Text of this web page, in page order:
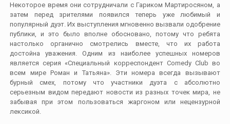
Некоторое время они сотрудничали с Гариком Мартиросяном, а
затем перед зрителями появился теперь уже любимый и
популярный дуэт. Их выступления мгновенно вызвали одобрение
публики, и это было вполне обосновано, потому что ребята
настолько органично смотрелись вместе, что их работа
достойна уважения. Одним из наиболее успешных номеров
является серия «Специальный корреспондент Comedy Club во
всем мире Роман и Татьяна». Эти номера всегда вызывают
бурный смех, потому что участники дуэта с абсолютно
серьезным видом передают новости из разных точек мира, не
забывая при этом пользоваться жаргоном или нецензурной
лексикой.